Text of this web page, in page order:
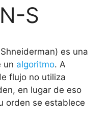
S
es una
un algoritmo. A
flujo no utiliza
en lugar de eso
orden se establece